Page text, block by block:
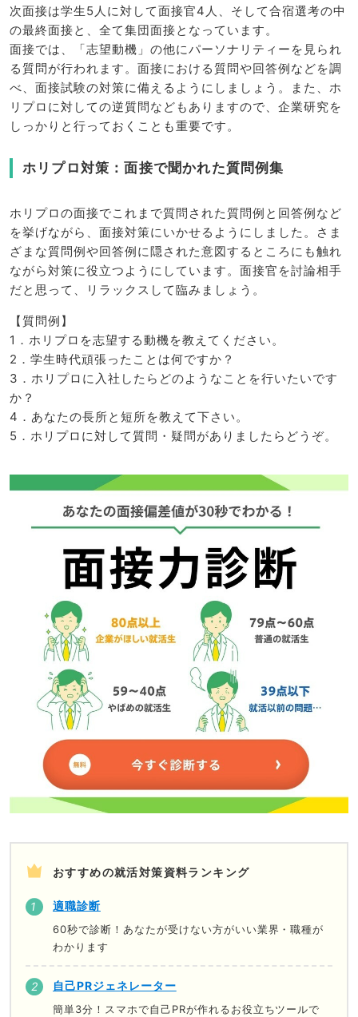
次面接は学生5人に対して面接官4人、そして合宿選考の中
の最終面接と、全て集団面接となっています。
面接では、「志望動機」の他にパーソナリティーを見られ
る質問が行われます。面接における質問や回答例などを調
べ、面接試験の対策に備えるようにしましょう。また、ホ
リプロに対しての逆質問などもありますので、企業研究を
しっかりと行っておくことも重要です。
ホリプロ対策：面接で聞かれた質問例集
ホリプロの面接でこれまで質問された質問例と回答例など
を挙げながら、面接対策にいかせるようにしました。さま
ざまな質問例や回答例に隠された意図するところにも触れ
ながら対策に役立つようにしています。面接官を討論相手
だと思って、リラックスして臨みましょう。
【質問例】
1．ホリプロを志望する動機を教えてください。
2．学生時代頑張ったことは何ですか？
3．ホリプロに入社したらどのようなことを行いたいです
か？
4．あなたの長所と短所を教えて下さい。
5．ホリプロに対して質問・疑問がありましたらどうぞ。
おすすめの就活対策資料ランキング
適職診断
60秒で診断！あなたが受けない方がいい業界・職種が
わかります
自己PRジェネレーター
簡単3分！スマホで自己PRが作れるお役立ちツールで